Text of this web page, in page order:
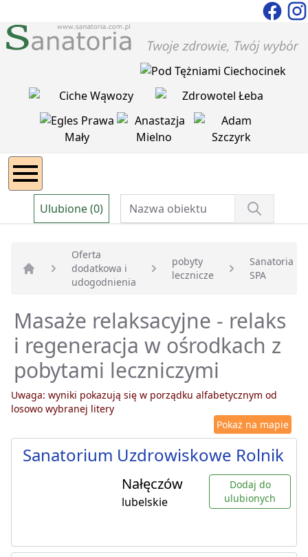
Ulubione (0)
Strona główna
Oferta
dodatkowa i
udogodnienia
pobyty
lecznicze
Sanatoria
SPA
Masaże relaksacyjne - relaks
i regeneracja w ośrodkach z
pobytami leczniczymi
Uwaga: wyniki pokazują się w porządku alfabetycznym od
losowo wybranej litery
Pokaż na mapie
Sanatorium Uzdrowiskowe Rolnik
Nałęczów
lubelskie
Dodaj do
ulubionych